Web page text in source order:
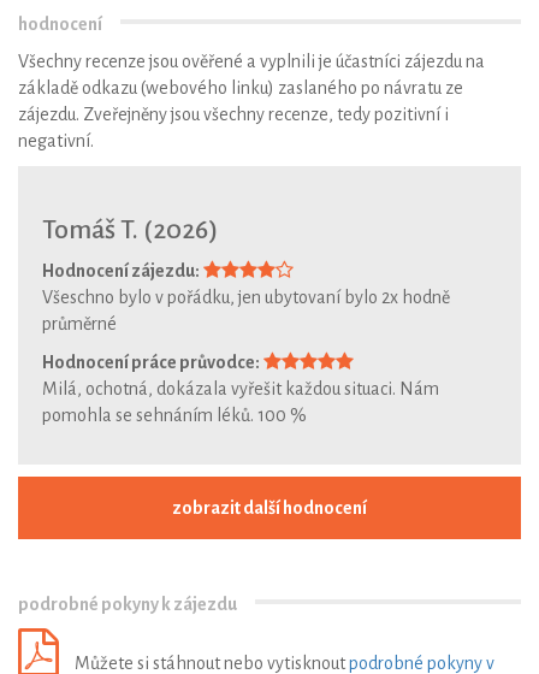
hodnocení
Všechny recenze jsou ověřené a vyplnili je účastníci zájezdu na
základě odkazu (webového linku) zaslaného po návratu ze
zájezdu. Zveřejněny jsou všechny recenze, tedy pozitivní i
negativní.
Tomáš T. (2026)
Hodnocení zájezdu:
Všeschno bylo v pořádku, jen ubytovaní bylo 2x hodně
průměrné
Hodnocení práce průvodce:
Milá, ochotná, dokázala vyřešit každou situaci. Nám
pomohla se sehnáním léků. 100 %
zobrazit další hodnocení
podrobné pokyny k zájezdu
Můžete si stáhnout nebo vytisknoutpodrobné pokyny v